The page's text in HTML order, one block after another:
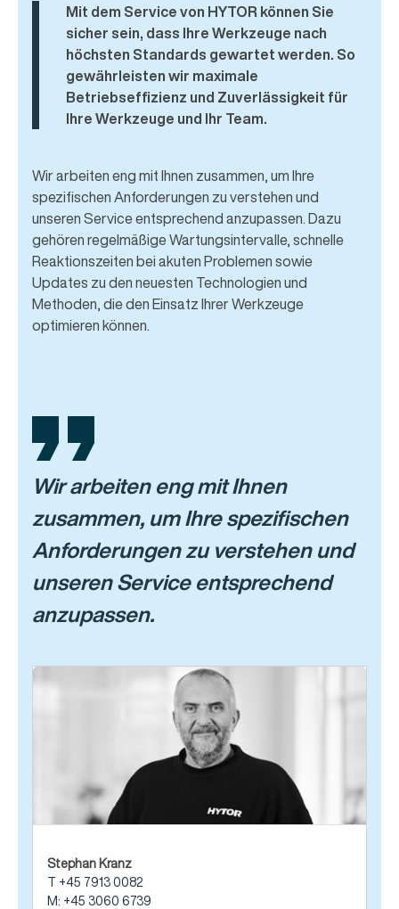
Mit dem Service von HYTOR können Sie
sicher sein, dass Ihre Werkzeuge nach
höchsten Standards gewartet werden. So
gewährleisten wir maximale
Betriebseffizienz und Zuverlässigkeit für
Ihre Werkzeuge und Ihr Team.
Wir arbeiten eng mit Ihnen zusammen, um Ihre
spezifischen Anforderungen zu verstehen und
unseren Service entsprechend anzupassen. Dazu
gehören regelmäßige Wartungsintervalle, schnelle
Reaktionszeiten bei akuten Problemen sowie
Updates zu den neuesten Technologien und
Methoden, die den Einsatz Ihrer Werkzeuge
optimieren können.
Wir arbeiten eng mit Ihnen
zusammen, um Ihre spezifischen
Anforderungen zu verstehen und
unseren Service entsprechend
anzupassen.
Stephan Kranz
T +45 7913 0082
M: +45 3060 6739